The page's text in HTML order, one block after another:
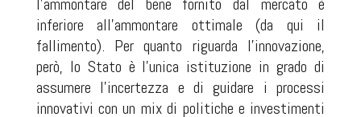
inferiore all’ammontare ottimale (da qui il
fallimento). Per quanto riguarda l’innovazione,
però, lo Stato è l’unica istituzione in grado di
assumere l’incertezza e di guidare i processi
innovativi con un mix di politiche e investimenti